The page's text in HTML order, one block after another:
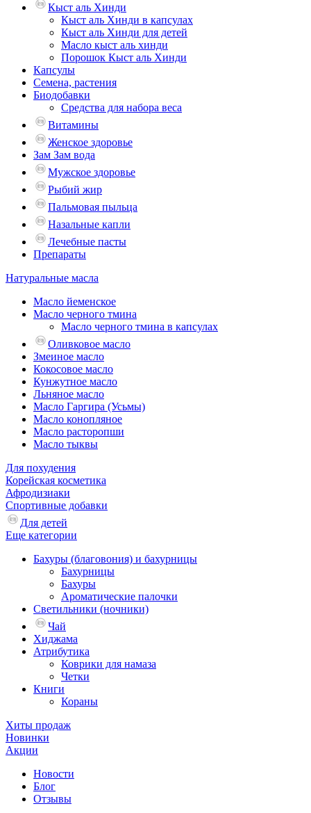
Кыст аль Хинди
Кыст аль Хинди в капсулах
Кыст аль Хинди для детей
Масло кыст аль хинди
Порошок Кыст аль Хинди
Капсулы
Семена, растения
Биодобавки
Средства для набора веса
Витамины
Женское здоровье
Зам Зам вода
Мужское здоровье
Рыбий жир
Пальмовая пыльца
Назальные капли
Лечебные пасты
Препараты
Натуральные масла
Масло йеменское
Масло черного тмина
Масло черного тмина в капсулах
Оливковое масло
Змеиное масло
Кокосовое масло
Кунжутное масло
Льняное масло
Масло Гаргира (Усьмы)
Масло конопляное
Масло расторопши
Масло тыквы
Для похудения
Корейская косметика
Афродизиаки
Спортивные добавки
Для детей
Еще категории
Бахуры (благовония) и бахурницы
Бахурницы
Бахуры
Ароматические палочки
Светильники (ночники)
Чай
Хиджама
Атрибутика
Коврики для намаза
Четки
Книги
Кораны
Хиты продаж
Новинки
Акции
Новости
Блог
Отзывы